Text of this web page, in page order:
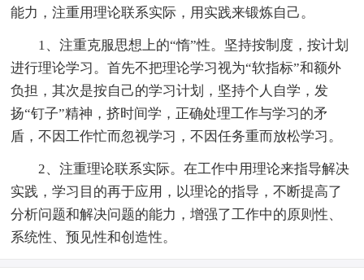
能力，注重用理论联系实际，用实践来锻炼自己。
1、注重克服思想上的“惰”性。坚持按制度，按计划
进行理论学习。首先不把理论学习视为“软指标”和额外
负担，其次是按自己的学习计划，坚持个人自学，发
扬“钉子”精神，挤时间学，正确处理工作与学习的矛
盾，不因工作忙而忽视学习，不因任务重而放松学习。
2、注重理论联系实际。在工作中用理论来指导解决
实践，学习目的再于应用，以理论的指导，不断提高了
分析问题和解决问题的能力，增强了工作中的原则性、
系统性、预见性和创造性。